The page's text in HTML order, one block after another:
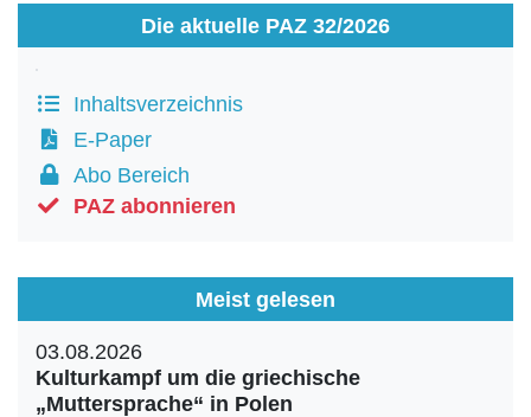
Die aktuelle PAZ 32/2026
Inhaltsverzeichnis
E-Paper
Abo Bereich
PAZ abonnieren
Meist gelesen
03.08.2026
Kulturkampf um die griechische
„Muttersprache“ in Polen